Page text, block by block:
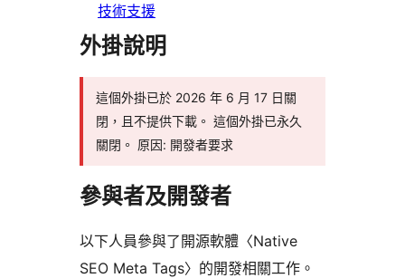
技術支援
外掛說明
這個外掛已於 2026 年 6 月 17 日關
閉，且不提供下載。 這個外掛已永久
關閉。 原因: 開發者要求
參與者及開發者
以下人員參與了開源軟體〈Native
SEO Meta Tags〉的開發相關工作。